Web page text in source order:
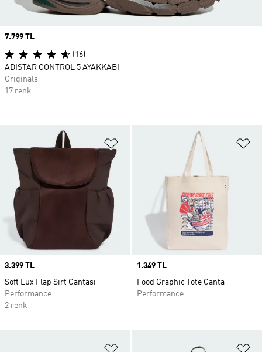
Favori Listesine Ekle
Price
3.399 TL
Soft Lux Flap Sırt Çantası
Performance
2 renk
Price
1.349 TL
Food Graphic Tote Çanta
Performance
Favori Listesine Ekle
Price
7.799 TL
(16)
ADISTAR CONTROL 5 AYAKKABI
Originals
17 renk